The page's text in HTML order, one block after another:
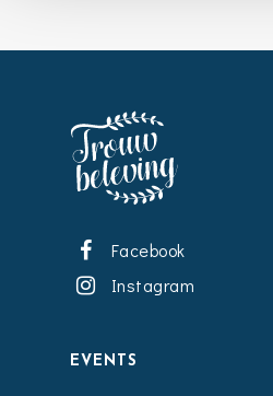
Facebook
Instagram
EVENTS